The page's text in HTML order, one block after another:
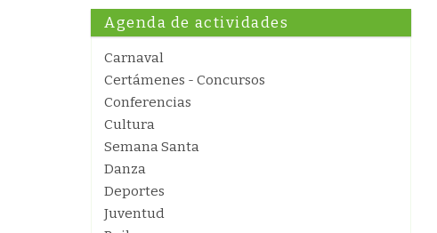
Agenda de actividades
Carnaval
Certámenes - Concursos
Conferencias
Cultura
Semana Santa
Danza
Deportes
Juventud